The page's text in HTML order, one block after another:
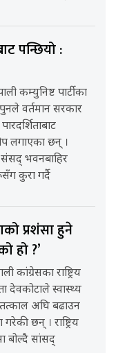
पन्छियो :
कम्युनिष्ट पार्टीका
वर्तमान सरकार
लगाएका छन् ।
भवनबाहिर
कुरा गर्दै
प्रशंसा हुने
हो ?’
कांग्रेसका राष्ट्रिय
देवकोटाले स्वास्थ्य
तत्काल अघि बढाउन
छन् । राष्ट्रिय
बोल्दै सांसद्